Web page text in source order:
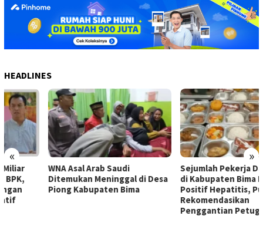
HEADLINES
« »
WNA Asal Arab Saudi
Ditemukan Meninggal di Desa
Piong Kabupaten Bima
Sejumlah Pekerja Dapur MBG
di Kabupaten Bima Dilaporkan
Positif Hepatitis, Puskesmas
Rekomendasikan
Penggantian Petugas